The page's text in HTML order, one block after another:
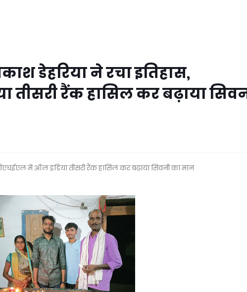
डेहरिया ने रचा इतिहास,
तीसरी रैंक हासिल कर बढ़ाया
में ऑल इंडिया तीसरी रैंक हासिल कर बढ़ाया सिवनी का मान